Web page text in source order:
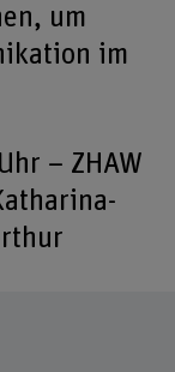
um
im
– ZHAW